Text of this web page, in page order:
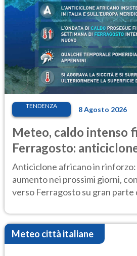
TENDENZA 8 Agosto 2026
Meteo, caldo intenso
Ferragosto:
ancora protagonista
Anticiclone africano in
aumento nei prossimi giorni,
verso Ferragosto su gran parte
Meteo città italiane